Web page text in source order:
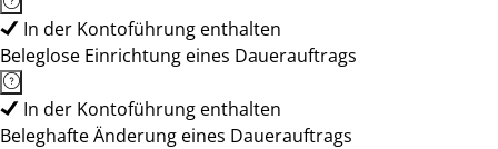
In der Kontoführung enthalten
Beleglose Einrichtung eines Dauerauftrags
In der Kontoführung enthalten
Beleghafte Änderung eines Dauerauftrags